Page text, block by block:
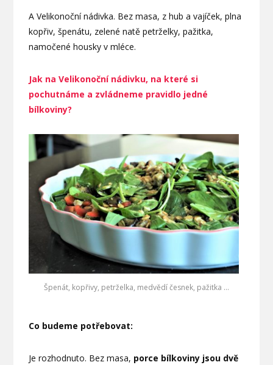
A Velikonoční nádivka. Bez masa, z hub a vajíček, plna
kopřiv, špenátu, zelené natě petrželky, pažitka,
namočené housky v mléce.
Jak na Velikonoční nádivku, na které si
pochutnáme a zvládneme pravidlo jedné
bílkoviny?
Špenát, kopřivy, petrželka, medvědí česnek, pažitka …
Co budeme potřebovat:
Je rozhodnuto. Bez masa, porce bílkoviny jsou dvě